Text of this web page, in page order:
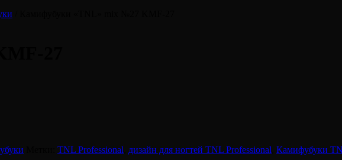
TNL Professional дизайн для ногтей TNL Professional Камифубуки